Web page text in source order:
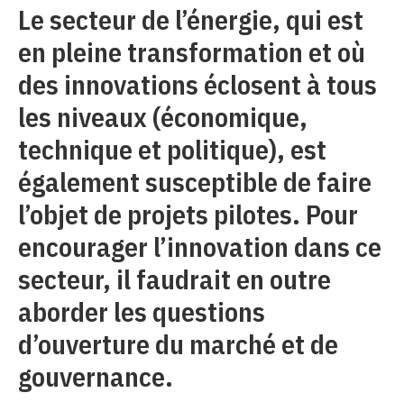
Le secteur de l’énergie, qui est
en pleine transformation et où
des innovations éclosent à tous
les niveaux (économique,
technique et politique), est
également susceptible de faire
l’objet de projets pilotes. Pour
encourager l’innovation dans ce
secteur, il faudrait en outre
aborder les questions
d’ouverture du marché et de
gouvernance.